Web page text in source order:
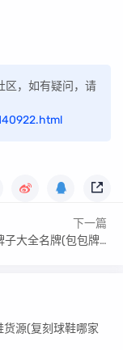
区，如有疑问，请
下一篇
全名牌(包包牌子大全名牌)